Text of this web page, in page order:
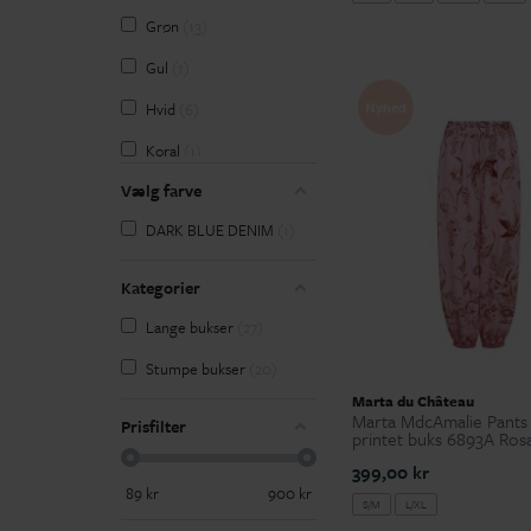
32
32/30
32/32
33
33/30 1
33/32 3
36 22
Grøn
Gul
Hvid
Koral
Pink 3
Rosa 5
Vælg farve
DARK BLUE DENIM
Kategorier
Lange bukser
Stumpe bukser
Prisfilter
89 kr 900 kr
Marta du Château
Marta MdcAmalie
printet buks 6893A
399,00 kr
S/M L/XL